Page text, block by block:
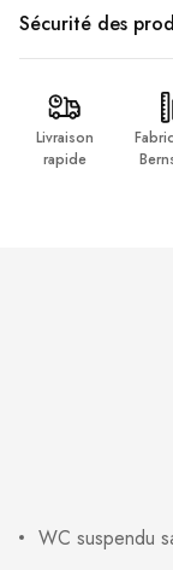
Sécurité des
Livraison
rapide
WC suspendu